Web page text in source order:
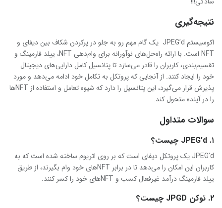
نتیجه‌گیری
اکوسیستم JPEG’d یک گام مهم رو به جلو در پرکردن شکاف بین دیفای و
NFT است. با ارائه راه‌حل‌های نوآورانه برای وام‌دهی NFT، ییلد فارمینگ و
تقسیم‌بندی، کاربران را قادر می‌سازد تا پتانسیل کامل دارایی‌های دیجیتال
خود را ایجاد کنند. از آنجایی که پروتکل به تکامل خود ادامه می‌دهد و مورد
پذیرش قرار می‌گیرد، این پتانسیل را دارد که شیوه تعامل و استفاده از NFTها
را در آینده متحول کند.
سوالات متداول
۱. JPEG’d چیست؟
JPEG’d یک پروتکل دیفای است که بر روی اتریوم ساخته شده است که به
کاربران این امکان را می‌دهد تا در برابر NFTهای خود وام بگیرند، از طریق
ییلد فارمینگ درآمد غیرفعال کسب و NFTهای خود را کسر کنند.
۲. توکن JPGD چیست؟